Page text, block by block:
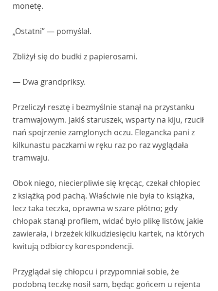
monetę.
„Ostatni” — pomyślał.
Zbliżył się do budki z papierosami.
— Dwa grandpriksy.
Przeliczył resztę i bezmyślnie stanął na przystanku
tramwajowym. Jakiś staruszek, wsparty na kiju, rzucił
nań spojrzenie zamglonych oczu. Elegancka pani z
kilkunastu paczkami w ręku raz po raz wyglądała
tramwaju.
Obok niego, niecierpliwie się kręcąc, czekał chłopiec
z książką pod pachą. Właściwie nie była to książka,
lecz taka teczka, oprawna w szare płótno; gdy
chłopak stanął profilem, widać było plikę listów, jakie
zawierała, i brzeżek kilkudziesięciu kartek, na których
kwitują odbiorcy korespondencji.
Przyglądał się chłopcu i przypomniał sobie, że
podobną teczkę nosił sam, będąc gońcem u rejenta